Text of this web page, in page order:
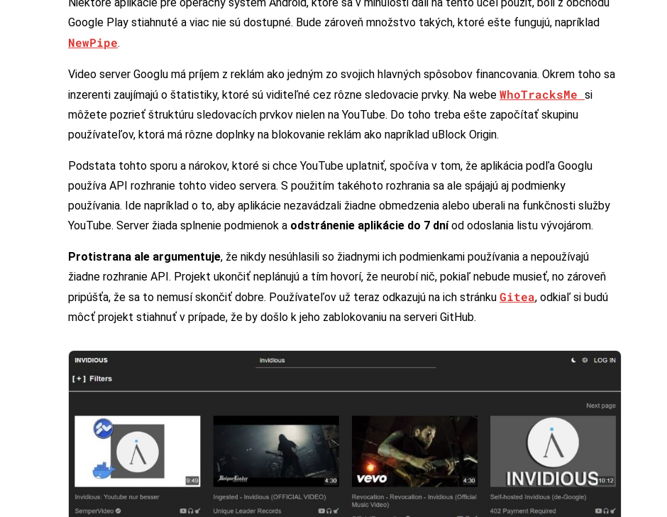
Google Play stiahnuté a viac nie sú dostupné. Bude zároveň množstvo takých, ktoré ešte fungujú, napríklad
NewPipe.
Video server Googlu má príjem z reklám ako jedným zo svojich hlavných spôsobov financovania. Okrem toho sa
inzerenti zaujímajú o štatistiky, ktoré sú viditeľné cez rôzne sledovacie prvky. Na webe WhoTracksMe si
môžete pozrieť štruktúru sledovacích prvkov nielen na YouTube. Do toho treba ešte započítať skupinu
používateľov, ktorá má rôzne doplnky na blokovanie reklám ako napríklad uBlock Origin.
Podstata tohto sporu a nárokov, ktoré si chce YouTube uplatniť, spočíva v tom, že aplikácia podľa Googlu
používa API rozhranie tohto video servera. S použitím takéhoto rozhrania sa ale spájajú aj podmienky
používania. Ide napríklad o to, aby aplikácie nezavádzali žiadne obmedzenia alebo uberali na funkčnosti služby
YouTube. Server žiada splnenie podmienok a odstránenie aplikácie do 7 dníod odoslania listu vývojárom.
Protistrana ale argumentuje, že nikdy nesúhlasili so žiadnymi ich podmienkami používania a nepoužívajú
žiadne rozhranie API. Projekt ukončiť neplánujú a tím hovorí, že neurobí nič, pokiaľ nebude musieť, no zároveň
pripúšťa, že sa to nemusí skončiť dobre. Používateľov už teraz odkazujú na ich stránku Gitea, odkiaľ si budú
môcť projekt stiahnuť v prípade, že by došlo k jeho zablokovaniu na serveri GitHub.